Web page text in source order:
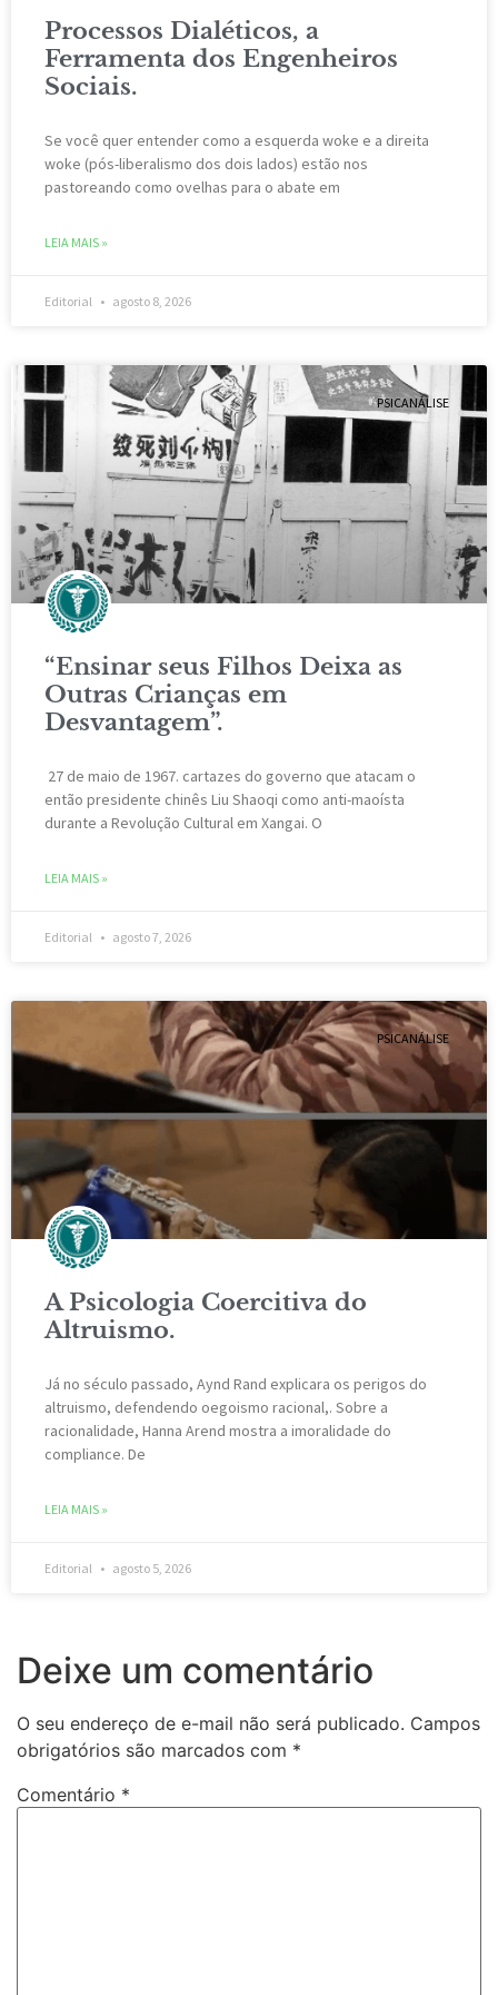
Processos Dialéticos, a
Ferramenta dos Engenheiros
Sociais.
Se você quer entender como a esquerda woke e a direita
woke (pós-liberalismo dos dois lados) estão nos
pastoreando como ovelhas para o abate em
LEIA MAIS »
Editorial agosto 8, 2026
PSICANÁLISE
“Ensinar seus Filhos Deixa as
Outras Crianças em
Desvantagem”.
27 de maio de 1967. cartazes do governo que atacam o
então presidente chinês Liu Shaoqi como anti-maoísta
durante a Revolução Cultural em Xangai. O
LEIA MAIS »
Editorial agosto 7, 2026
PSICANÁLISE
A Psicologia Coercitiva do
Altruismo.
Já no século passado, Aynd Rand explicara os perigos do
altruismo, defendendo oegoismo racional,. Sobre a
racionalidade, Hanna Arend mostra a imoralidade do
compliance. De
LEIA MAIS »
Editorial agosto 5, 2026
Deixe um comentário
O seu endereço de e-mail não será publicado. Campos
obrigatórios são marcados com *
Comentário *